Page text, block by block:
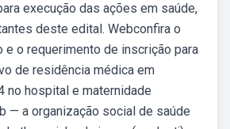
execução das ações em saúde,
deste edital. Webconfira o
e o requerimento de inscrição para
de residência médica em
no hospital e maternidade
— a organização social de saúde